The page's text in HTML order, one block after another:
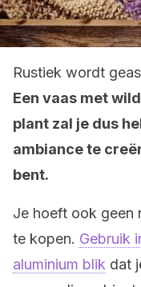
Rustiek wordt
Een vaas met
plant zal je dus
ambiance te
bent.
Je hoeft ook geen
te kopen. Gebruik
aluminium blik dat